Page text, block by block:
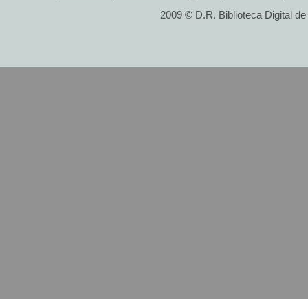
2009 © D.R. Biblioteca Digital